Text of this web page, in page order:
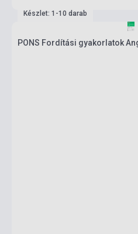
Készlet: 1-10 darab
PONS Fordítási gyakorlatok